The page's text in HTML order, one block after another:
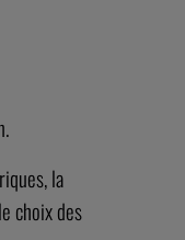
la
choix des